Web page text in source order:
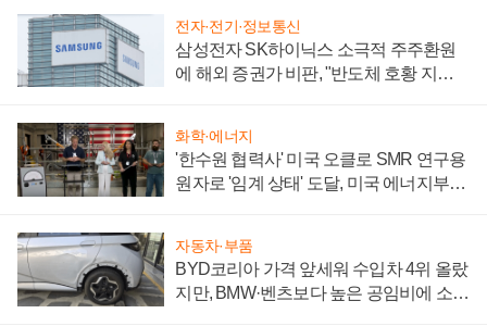
전자·전기·정보통신
삼성전자 SK하이닉스 소극적 주주환원
에 해외 증권가 비판, "반도체 호황 지속
화학·에너지
'한수원 협력사' 미국 오클로 SMR 연구용
원자로 '임계 상태' 도달, 미국 에너지부
자동차·부품
BYD코리아 가격 앞세워 수입차 4위 올랐
지만, BMW·벤츠보다 높은 공임비에 소비